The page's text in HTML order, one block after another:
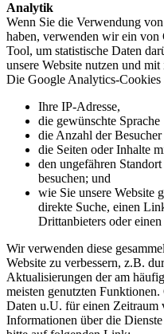
Analytik
Wenn Sie die Verwendung
haben, verwenden wir ein von
Tool, um statistische Daten
unsere Website nutzen und
Die Google Analytics-Cookies
Ihre IP-Adresse,
die gewünschte Sprache
die Anzahl der Besucher
die Seiten oder Inhalte
den ungefähren
besuchen; und
wie Sie unsere Website
direkte Suche, einen
Drittanbieters oder
Wir verwenden diese
Website zu verbessern, z.B.
Aktualisierungen der am
meisten genutzten
Daten u.U. für einen Zeitraum
Informationen über die